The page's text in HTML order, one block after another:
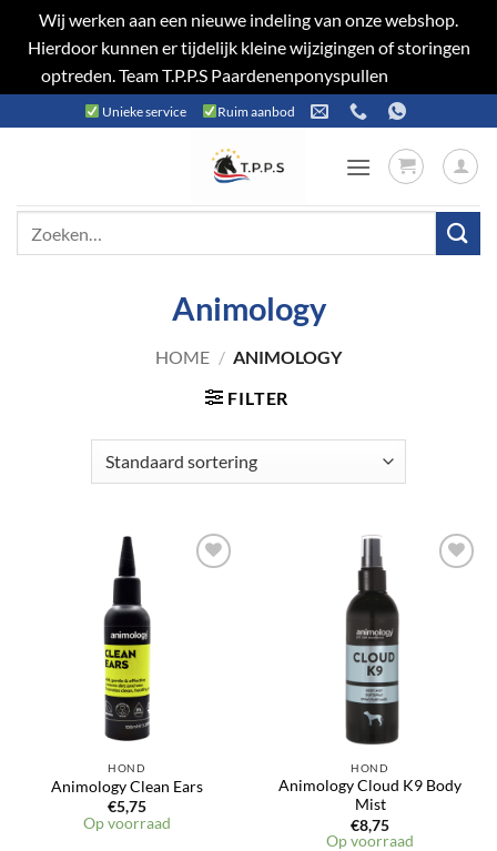
Wij werken aan een nieuwe indeling van onze webshop.
Hierdoor kunnen er tijdelijk kleine wijzigingen of storingen
optreden. Team T.P.P.S Paardenenponyspullen
naar
Unieke service Ruim aanbod
Animology
HOME / ANIMOLOGY
FILTER
HOND
Animology Clean Ears
€5,75
Op voorraad
HOND
Animology Cloud K9 Body
Mist
€8,75
Op voorraad